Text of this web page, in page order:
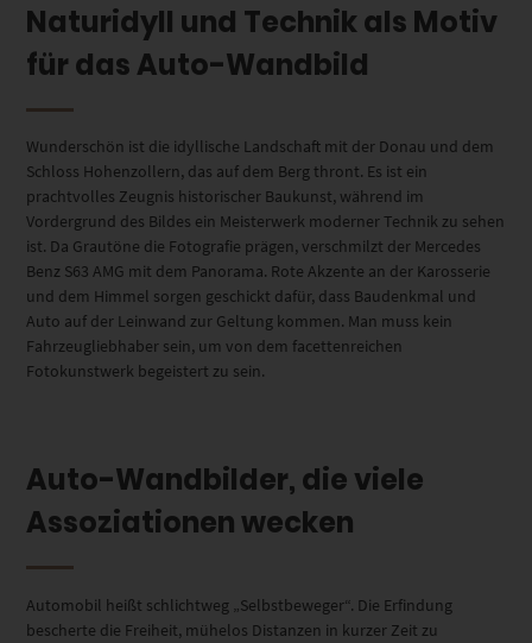
Naturidyll und Technik als Motiv
für das Auto-Wandbild
Wunderschön ist die idyllische Landschaft mit der Donau und dem
Schloss Hohenzollern, das auf dem Berg thront. Es ist ein
prachtvolles Zeugnis historischer Baukunst, während im
Vordergrund des Bildes ein Meisterwerk moderner Technik zu sehen
ist. Da Grautöne die Fotografie prägen, verschmilzt der Mercedes
Benz S63 AMG mit dem Panorama. Rote Akzente an der Karosserie
und dem Himmel sorgen geschickt dafür, dass Baudenkmal und
Auto auf der Leinwand zur Geltung kommen. Man muss kein
Fahrzeugliebhaber sein, um von dem facettenreichen
Fotokunstwerk begeistert zu sein.
Auto-Wandbilder, die viele
Assoziationen wecken
Automobil heißt schlichtweg „Selbstbeweger“. Die Erfindung
bescherte die Freiheit, mühelos Distanzen in kurzer Zeit zu